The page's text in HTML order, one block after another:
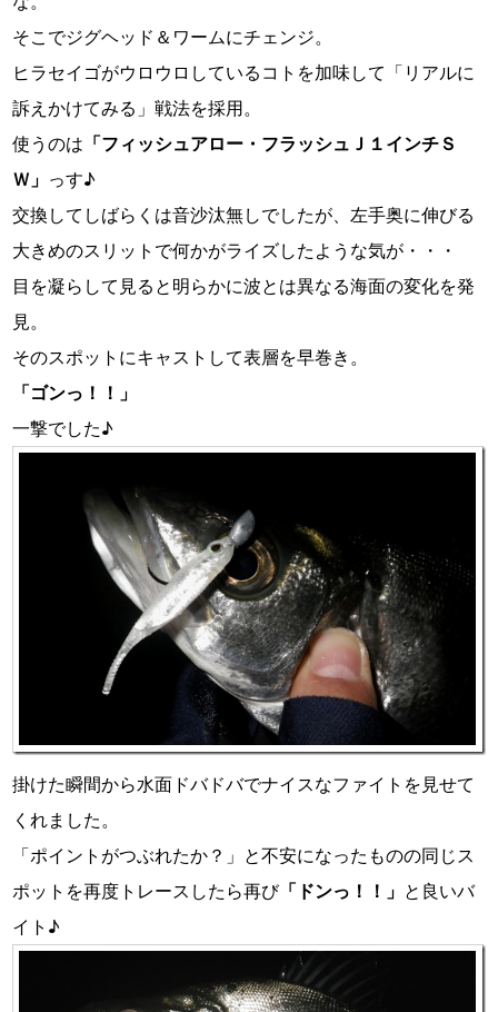
そこでジグヘッド＆ワームにチェンジ。
ヒラセイゴがウロウロしているコトを加味して「リアルに
訴えかけてみる」戦法を採用。
使うのは 「フィッシュアロー・フラッシュＪ１インチＳ
Ｗ」 っす♪
交換してしばらくは音沙汰無しでしたが、左手奥に伸びる
大きめのスリットで何かがライズしたような気が・・・
目を凝らして見ると明らかに波とは異なる海面の変化を発
見。
そのスポットにキャストして表層を早巻き。
「ゴンっ！！」
一撃でした♪
掛けた瞬間から水面ドバドバでナイスなファイトを見せて
くれました。
「ポイントがつぶれたか？」と不安になったものの同じス
ポットを再度トレースしたら再び「ドンっ！！」 と良いバ
イト♪